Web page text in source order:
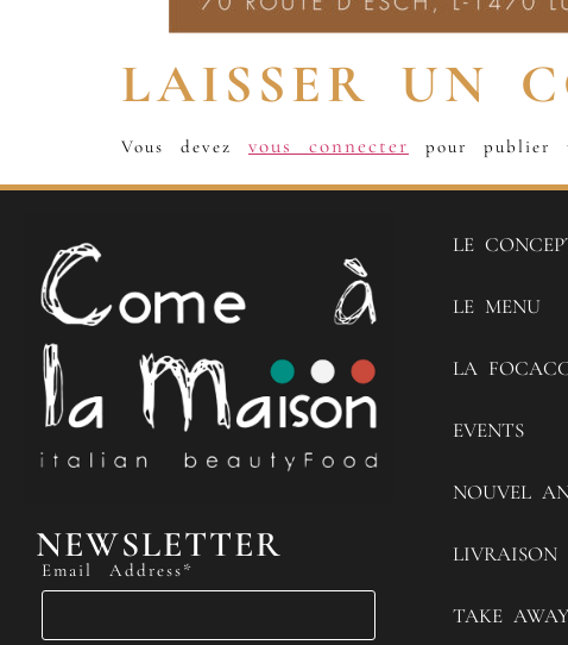
LAISSER UN
Vous devez vous connecter pour publier
NEWSLETTER
Email Address*
LE
LE MENU
LA
EVENTS
NOUVEL
LIVRAISON
TAKE AWAY